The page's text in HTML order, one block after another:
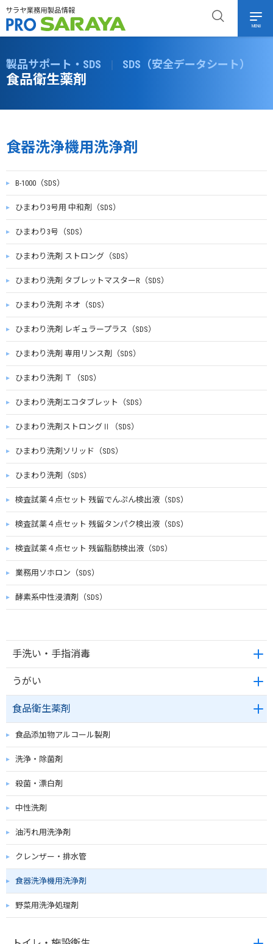
MENU
製品サポート・SDS | SDS（安全データシート）
食品衛生薬剤
手洗い・手指消毒
うがい
食品衛生薬剤
食品添加物アルコール製剤
洗浄・除菌剤
殺菌・漂白剤
中性洗剤
油汚れ用洗浄剤
クレンザー・排水管
食器洗浄機用洗浄剤
野菜用洗浄処理剤
食器洗浄機用洗浄剤
B-1000（SDS）
ひまわり3号用 中和剤（SDS）
ひまわり3号（SDS）
ひまわり洗剤 ストロング（SDS）
ひまわり洗剤 タブレットマスターR（SDS）
ひまわり洗剤 ネオ（SDS）
ひまわり洗剤 レギュラープラス（SDS）
ひまわり洗剤 専用リンス剤（SDS）
ひまわり洗剤 Ｔ（SDS）
ひまわり洗剤エコタブレット（SDS）
ひまわり洗剤ストロングⅡ（SDS）
ひまわり洗剤ソリッド（SDS）
ひまわり洗剤（SDS）
検査試薬４点セット 残留でんぷん検出液（SDS）
検査試薬４点セット 残留タンパク検出液（SDS）
検査試薬４点セット 残留脂肪検出液（SDS）
業務用ソホロン（SDS）
酵素系中性浸漬剤（SDS）